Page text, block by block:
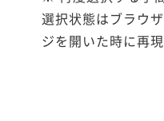
選択状態はブラウ
ジを開いた時に再現